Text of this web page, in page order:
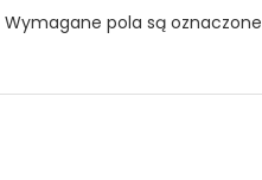
Wymagane pola są oznaczone